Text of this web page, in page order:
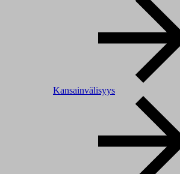
Kansainvälisyys